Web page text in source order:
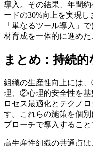
導入。その結果、年間
ードの30%向上を実現し
「単なるツール導入」
材育成を一体的に進めた
まとめ：持続
組織の生産性向上には
理、②心理的安全性を
ロセス最適化とテクノ
す。これらの施策を個
プローチで導入すること
高生産性組織の共通点